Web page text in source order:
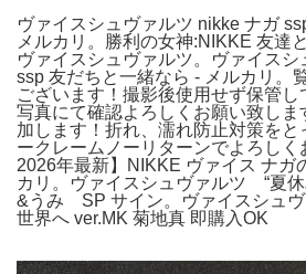
ヴァイスシュヴァルツ nikke ナガ
メルカリ。勝利の女神:NIKKE 友達
ヴァイスシュヴァルツ。ヴァイス
ssp 友だちと一緒なら - メルカリ。
ございます！撮影後使用せず保管
写真にて確認よろしくお願い致しま
加します！折れ、濡れ防止対策をと
ークレームノーリターンでよろしく
2026年最新】NIKKE ヴァイス ナガ
カリ。ヴァイスシュヴァルツ “夏
&うみ SP サイン。ヴァイスシュ
世界へ ver.MK 菊地真 即購入OK